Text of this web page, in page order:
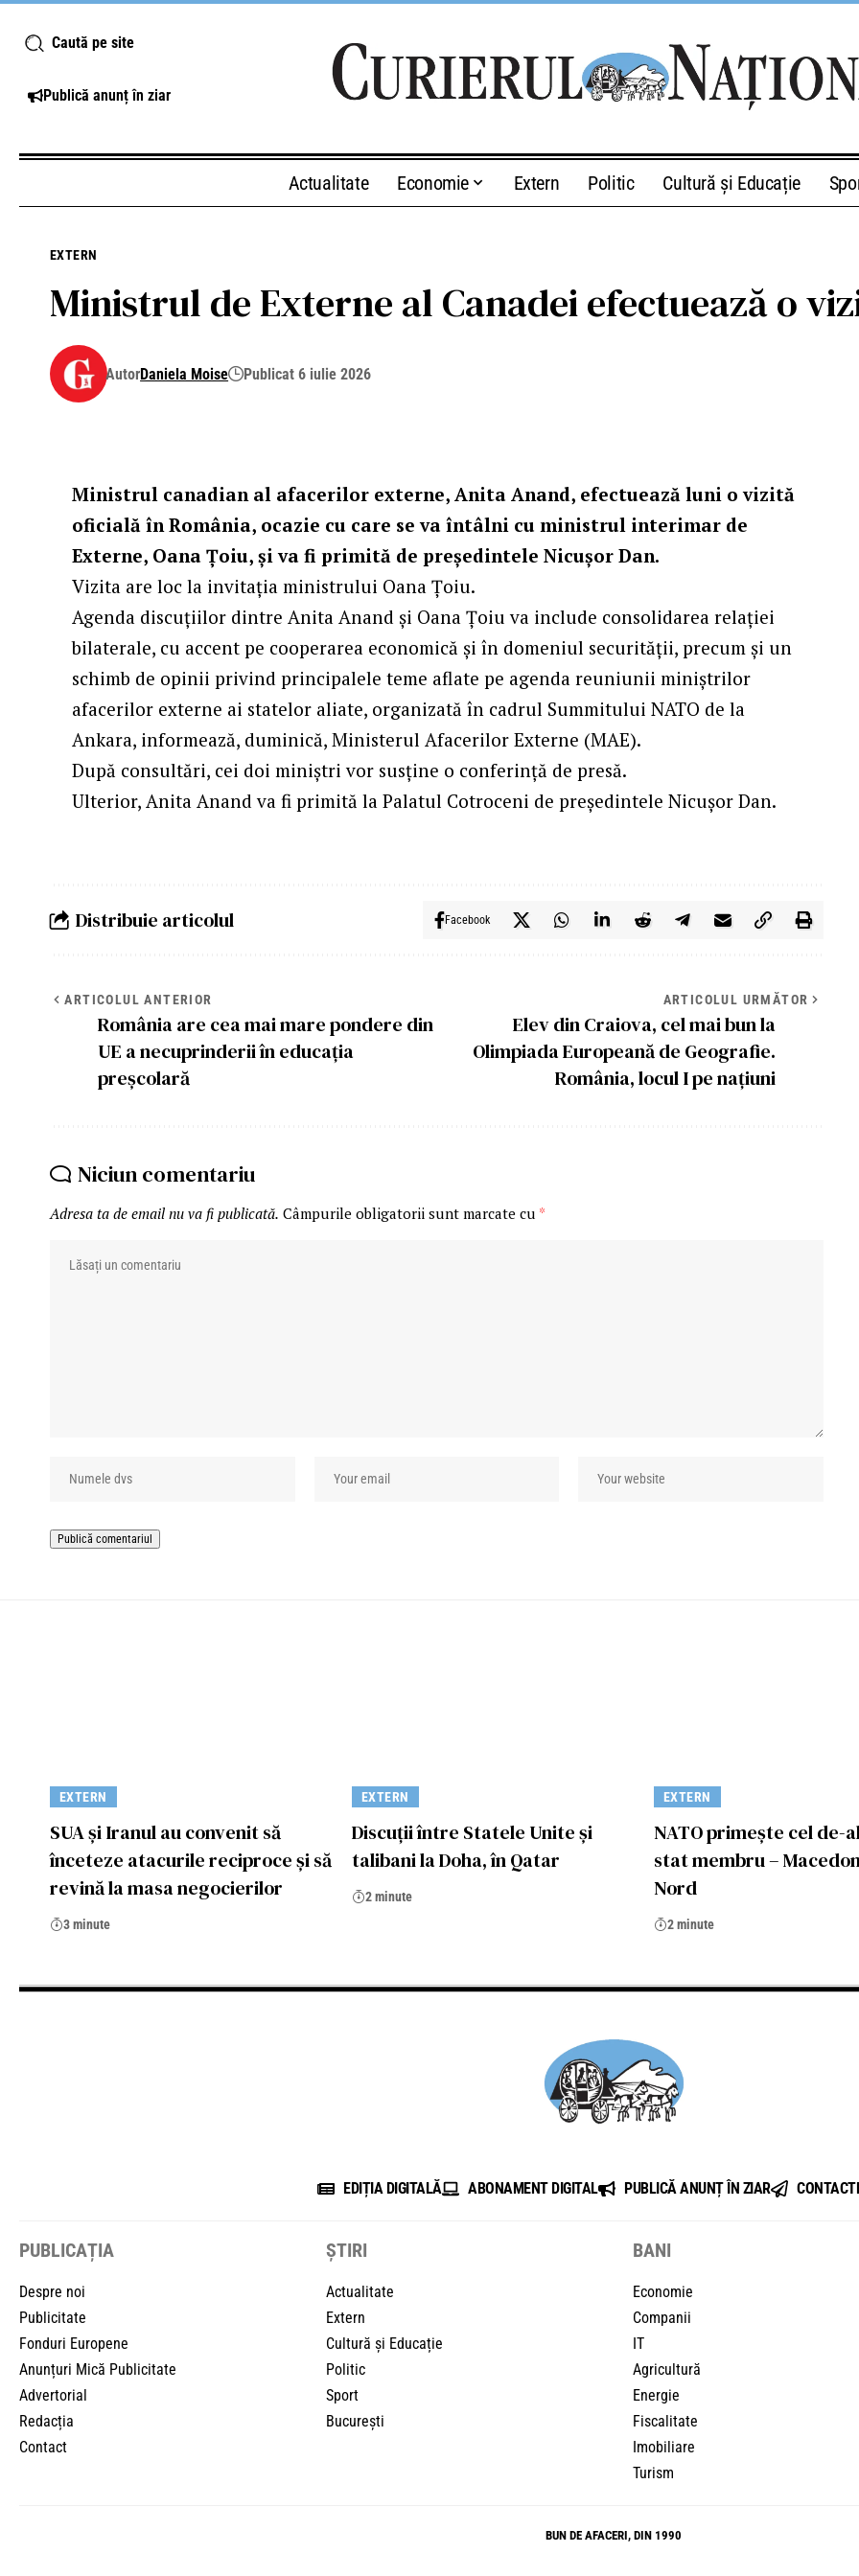
Caută pe site
Publică anunț în ziar
Actualitate Economie Extern Politic Cultură și Educație
EXTERN
Ministrul de Externe al Canadei efectuează o
AutorDaniela Moise Publicat 6 iulie 2026
Ministrul canadian al afacerilor externe, Anita Anand, efectuează luni o vizită
oficială în România, ocazie cu care se va întâlni cu ministrul interimar de
Externe, Oana Țoiu, și va fi primită de președintele Nicușor Dan.
Vizita are loc la invitația ministrului Oana Țoiu.
Agenda discuțiilor dintre Anita Anand și Oana Țoiu va include consolidarea relației
bilaterale, cu accent pe cooperarea economică și în domeniul securității, precum și un
schimb de opinii privind principalele teme aflate pe agenda reuniunii miniștrilor
afacerilor externe ai statelor aliate, organizată în cadrul Summitului NATO de la
Ankara, informează, duminică, Ministerul Afacerilor Externe (MAE).
După consultări, cei doi miniștri vor susține o conferință de presă.
Ulterior, Anita Anand va fi primită la Palatul Cotroceni de președintele Nicușor Dan.
Distribuie articolul Facebook
ARTICOLUL ANTERIOR
România are cea mai mare pondere din
UE a necuprinderii în educația
preșcolară
ARTICOLUL URMĂTOR
Elev din Craiova, cel mai bun la
Olimpiada Europeană de Geografie.
România, locul I pe națiuni
Niciun comentariu
Adresa ta de email nu va fi publicată. Câmpurile obligatorii sunt marcate cu *
EXTERN
SUA și Iranul au convenit să
înceteze atacurile reciproce și să
revină la masa negocierilor
3 minute
EXTERN
Discuții între Statele Unite și
talibani la Doha, în Qatar
2 minute
EXTERN
NATO primește cel de-
stat membru –
Nord
2 minute
EDIȚIA DIGITALĂ ABONAMENT DIGITAL PUBLICĂ ANUNȚ ÎN ZIAR
PUBLICAȚIA
Despre noi
Publicitate
Fonduri Europene
Anunțuri Mică Publicitate
Advertorial
Redacția
Contact
ȘTIRI
Actualitate
Extern
Cultură și Educație
Politic
Sport
București
BANI
Economie
Companii
IT
Agricultură
Energie
Fiscalitate
Imobiliare
Turism
BUN DE AFACERI, DIN 1990